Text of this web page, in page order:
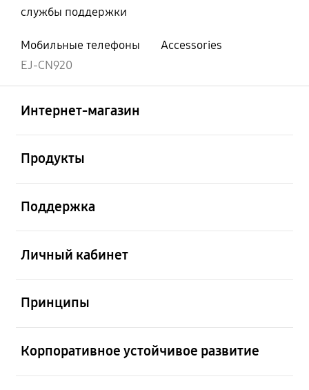
службы поддержки
Мобильные телефоны
Accessories
EJ-CN920
Интернет-магазин
Продукты
Поддержка
Личный кабинет
Принципы
Корпоративное устойчивое развитие